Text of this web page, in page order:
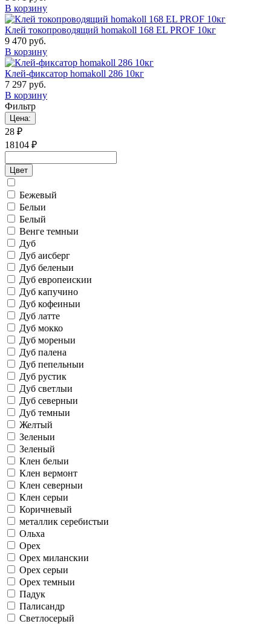
В корзину
Клей токопроводящий homakoll 168 EL PROF 10кг
9 470 руб.
В корзину
Клей-фиксатор homakoll 286 10кг
7 297 руб.
В корзину
Фильтр
Цена:
28 ₽
18104 ₽
Цвет
Бежевый
Белыи
Белый
Венге темныи
Дуб
Дуб аисберг
Дуб беленыи
Дуб европеискии
Дуб капучино
Дуб кофеиныи
Дуб латте
Дуб мокко
Дуб мореныи
Дуб палена
Дуб пепельныи
Дуб рустик
Дуб светлыи
Дуб северныи
Дуб темныи
Желтый
Зеленыи
Зеленый
Клен белыи
Клен вермонт
Клен северныи
Клен серыи
Коричневый
металлик серебистыи
Ольха
Орех
Орех миланскии
Орех серыи
Орех темныи
Падук
Палисандр
Светлосерый